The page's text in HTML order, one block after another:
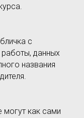
с
работы, данных
названия
могут как сами